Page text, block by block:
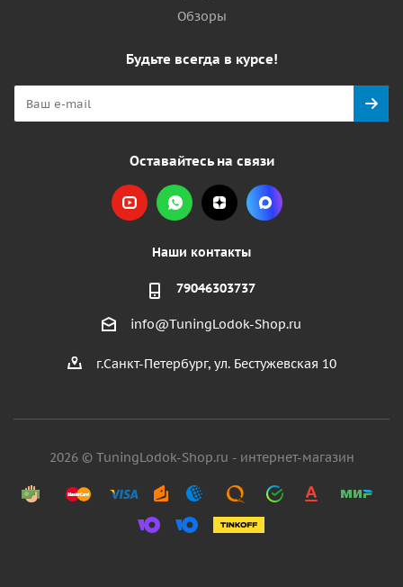
Обзоры
Будьте всегда в курсе!
Оставайтесь на связи
Наши контакты
79046303737
info@TuningLodok-Shop.ru
г.Санкт-Петербург, ул. Бестужевская 10
2026 © TuningLodok-Shop.ru - интернет-магазин